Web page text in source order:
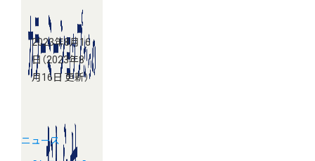
2023年8月16
日 （2023年8
月16日 更新）
ニュース